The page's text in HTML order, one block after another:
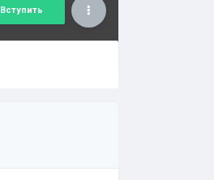
Вступить